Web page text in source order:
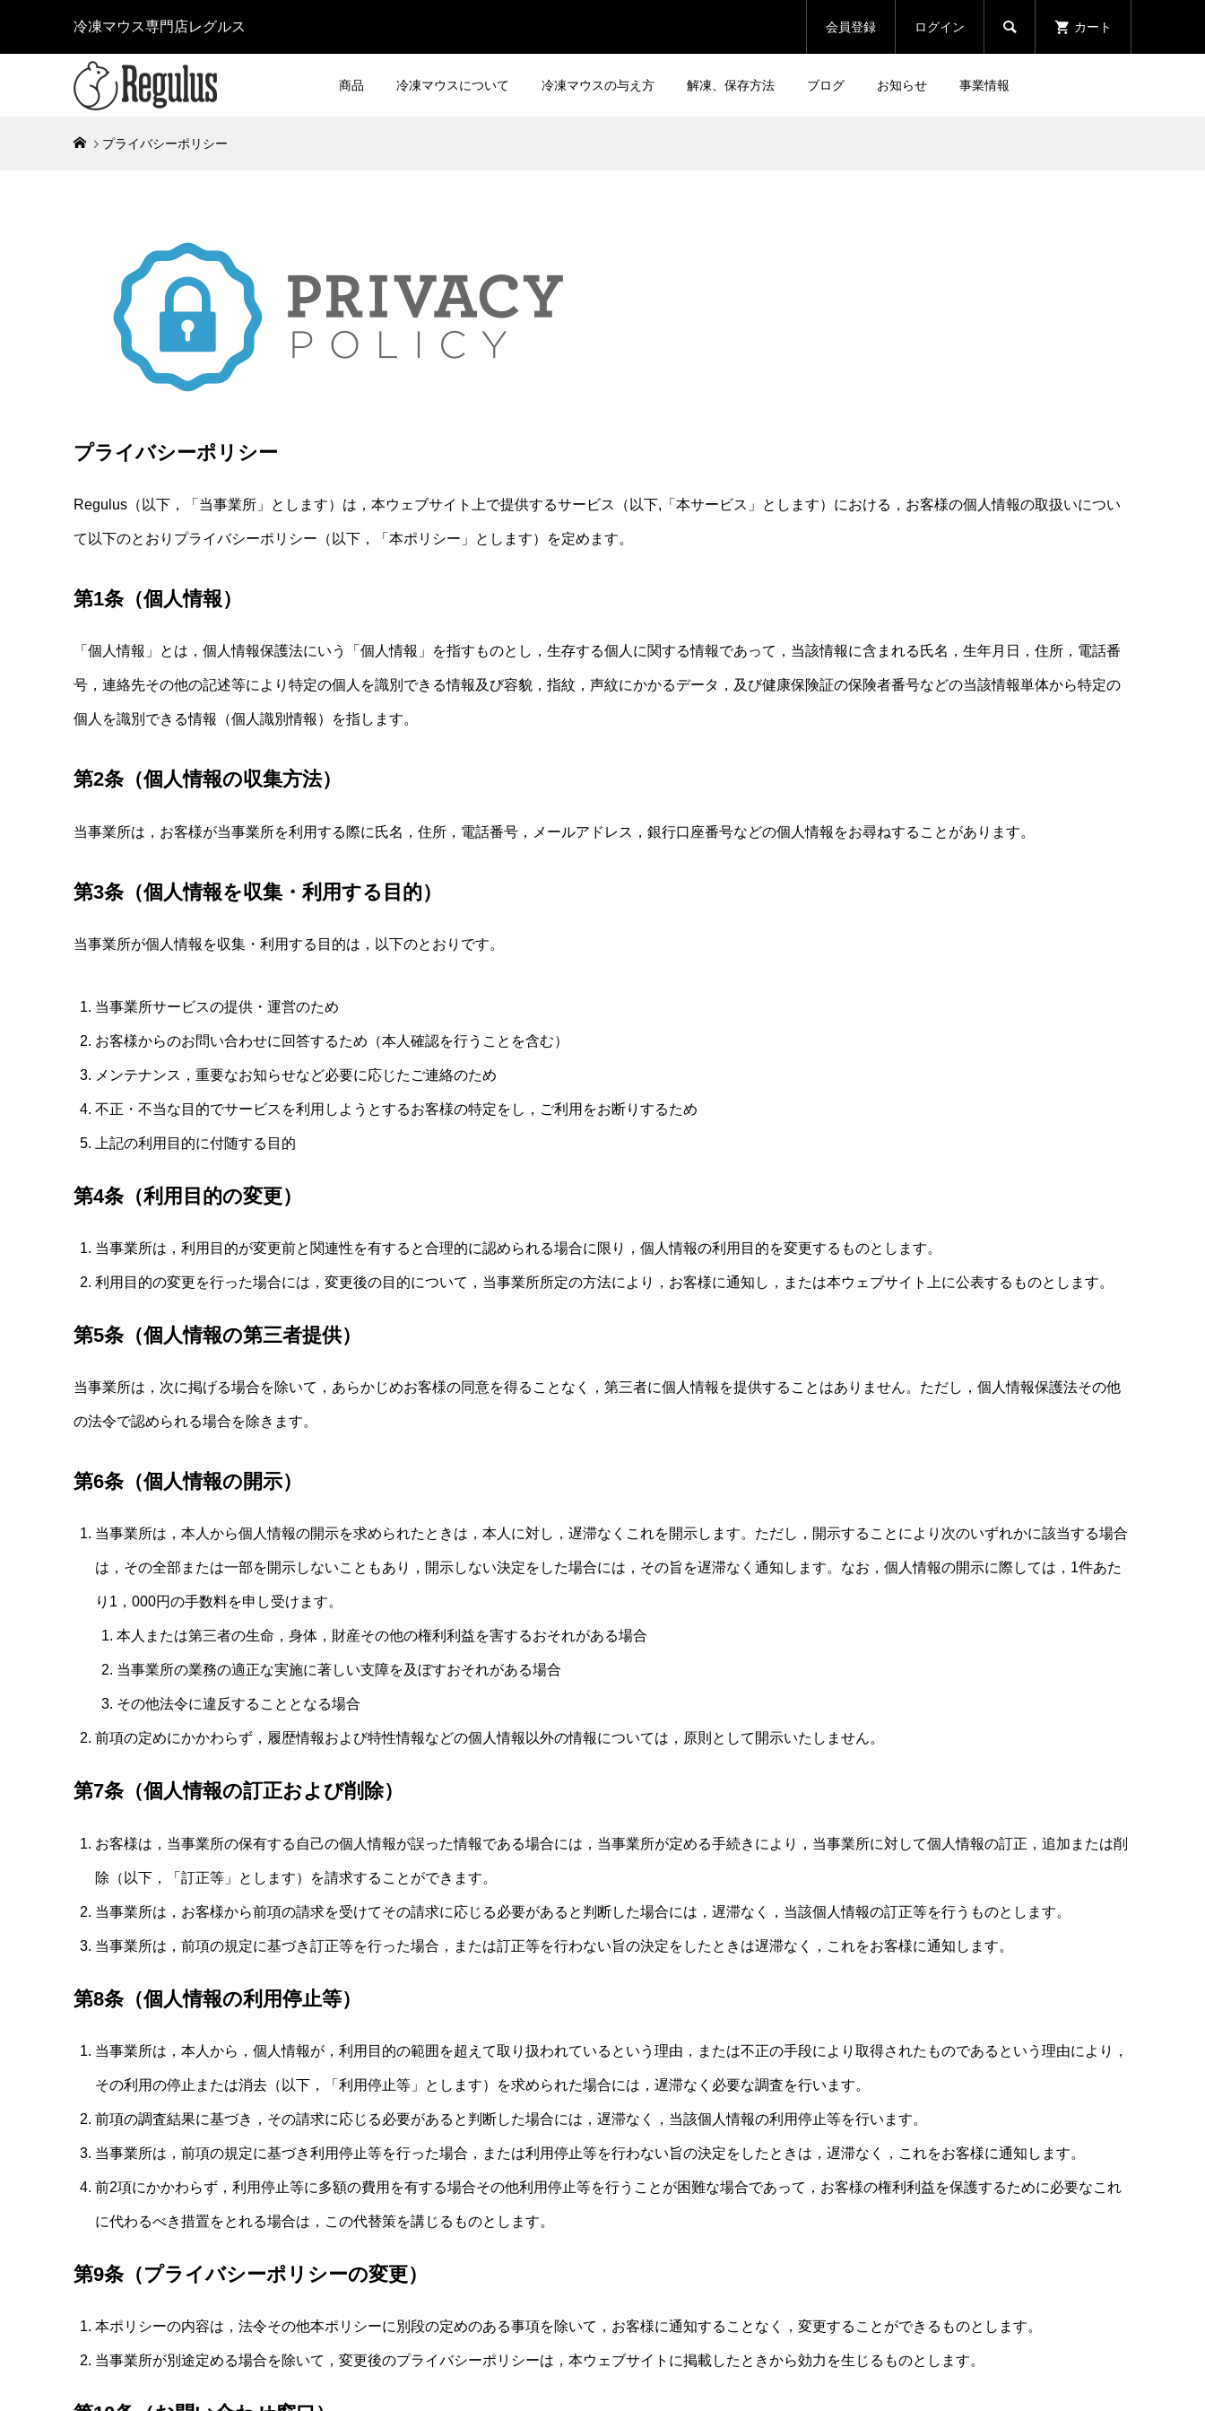
冷凍マウス専門店レグルス 会員登録 ログイン  カート
商品 冷凍マウスについて 冷凍マウスの与え方 解凍、保存方法 ブログ お知らせ 事業情報
プライバシーポリシー
プライバシーポリシー
Regulus（以下，「当事業所」とします）は，本ウェブサイト上で提供するサービス（以下,「本サービス」とします）における，お客様の個人情報の取扱いについ
て以下のとおりプライバシーポリシー（以下，「本ポリシー」とします）を定めます。
第1条（個人情報）
「個人情報」とは，個人情報保護法にいう「個人情報」を指すものとし，生存する個人に関する情報であって，当該情報に含まれる氏名，生年月日，住所，電話番
号，連絡先その他の記述等により特定の個人を識別できる情報及び容貌，指紋，声紋にかかるデータ，及び健康保険証の保険者番号などの当該情報単体から特定の
個人を識別できる情報（個人識別情報）を指します。
第2条（個人情報の収集方法）
当事業所は，お客様が当事業所を利用する際に氏名，住所，電話番号，メールアドレス，銀行口座番号などの個人情報をお尋ねすることがあります。
第3条（個人情報を収集・利用する目的）
当事業所が個人情報を収集・利用する目的は，以下のとおりです。
当事業所サービスの提供・運営のため
お客様からのお問い合わせに回答するため（本人確認を行うことを含む）
メンテナンス，重要なお知らせなど必要に応じたご連絡のため
不正・不当な目的でサービスを利用しようとするお客様の特定をし，ご利用をお断りするため
上記の利用目的に付随する目的
第4条（利用目的の変更）
当事業所は，利用目的が変更前と関連性を有すると合理的に認められる場合に限り，個人情報の利用目的を変更するものとします。
利用目的の変更を行った場合には，変更後の目的について，当事業所所定の方法により，お客様に通知し，または本ウェブサイト上に公表するものとします。
第5条（個人情報の第三者提供）
当事業所は，次に掲げる場合を除いて，あらかじめお客様の同意を得ることなく，第三者に個人情報を提供することはありません。ただし，個人情報保護法その他
の法令で認められる場合を除きます。
第6条（個人情報の開示）
当事業所は，本人から個人情報の開示を求められたときは，本人に対し，遅滞なくこれを開示します。ただし，開示することにより次のいずれかに該当する場合
は，その全部または一部を開示しないこともあり，開示しない決定をした場合には，その旨を遅滞なく通知します。なお，個人情報の開示に際しては，1件あた
り1，000円の手数料を申し受けます。
本人または第三者の生命，身体，財産その他の権利利益を害するおそれがある場合
当事業所の業務の適正な実施に著しい支障を及ぼすおそれがある場合
その他法令に違反することとなる場合
前項の定めにかかわらず，履歴情報および特性情報などの個人情報以外の情報については，原則として開示いたしません。
第7条（個人情報の訂正および削除）
お客様は，当事業所の保有する自己の個人情報が誤った情報である場合には，当事業所が定める手続きにより，当事業所に対して個人情報の訂正，追加または削
除（以下，「訂正等」とします）を請求することができます。
当事業所は，お客様から前項の請求を受けてその請求に応じる必要があると判断した場合には，遅滞なく，当該個人情報の訂正等を行うものとします。
当事業所は，前項の規定に基づき訂正等を行った場合，または訂正等を行わない旨の決定をしたときは遅滞なく，これをお客様に通知します。
第8条（個人情報の利用停止等）
当事業所は，本人から，個人情報が，利用目的の範囲を超えて取り扱われているという理由，または不正の手段により取得されたものであるという理由により，
その利用の停止または消去（以下，「利用停止等」とします）を求められた場合には，遅滞なく必要な調査を行います。
前項の調査結果に基づき，その請求に応じる必要があると判断した場合には，遅滞なく，当該個人情報の利用停止等を行います。
当事業所は，前項の規定に基づき利用停止等を行った場合，または利用停止等を行わない旨の決定をしたときは，遅滞なく，これをお客様に通知します。
前2項にかかわらず，利用停止等に多額の費用を有する場合その他利用停止等を行うことが困難な場合であって，お客様の権利利益を保護するために必要なこれ
に代わるべき措置をとれる場合は，この代替策を講じるものとします。
第9条（プライバシーポリシーの変更）
本ポリシーの内容は，法令その他本ポリシーに別段の定めのある事項を除いて，お客様に通知することなく，変更することができるものとします。
当事業所が別途定める場合を除いて，変更後のプライバシーポリシーは，本ウェブサイトに掲載したときから効力を生じるものとします。